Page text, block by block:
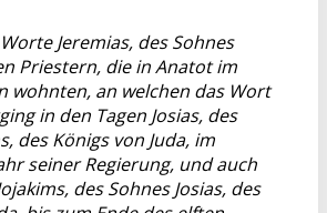
Jeremias, des Sohnes
Priestern, die in Anatot im
wohnten, an welchen das Wort
in den Tagen Josias, des
des Königs von Juda, im
seiner Regierung, und auch
des Sohnes Josias, des